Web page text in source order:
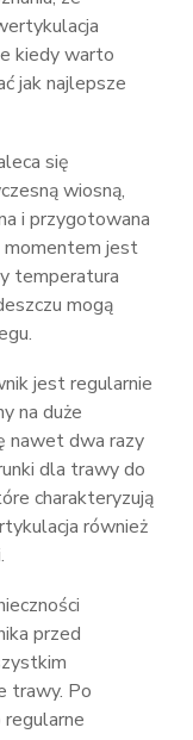
kiedy warto
jak najlepsze
się
wiosną,
i przygotowana
momentem jest
temperatura
mogą
jest regularnie
na duże
nawet dwa razy
dla trawy do
charakteryzują
również
przed
trawy. Po